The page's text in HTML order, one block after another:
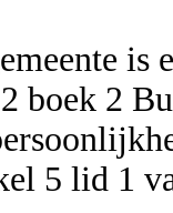
is
boek 2
5 lid 1